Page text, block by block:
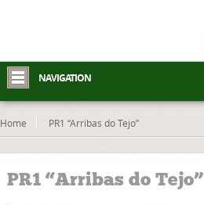
NAVIGATION
Home PR1 “Arribas do Tejo”
PR1 “Arribas do Tejo”